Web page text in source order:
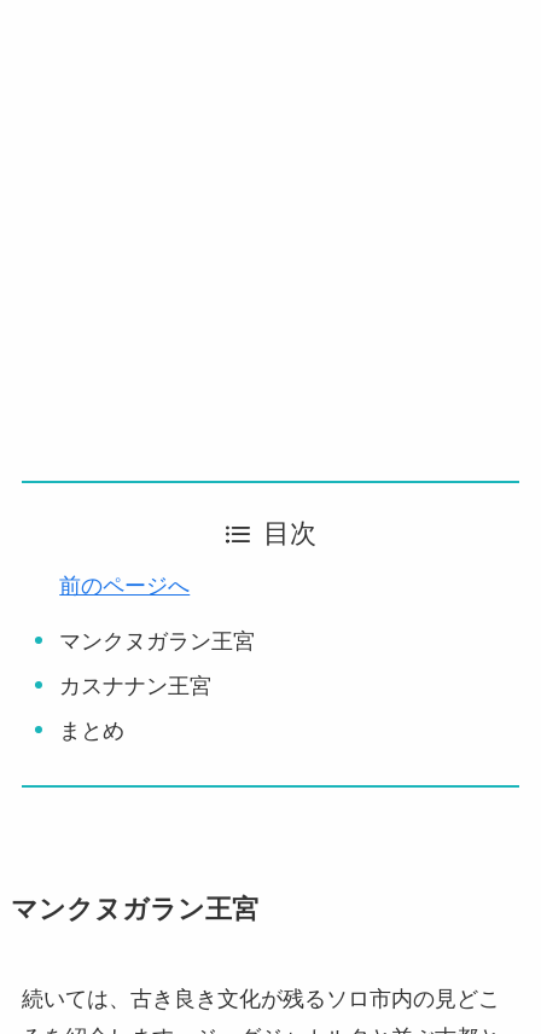
目次
前のページへ
マンクヌガラン王宮
カスナナン王宮
まとめ
マンクヌガラン王宮
続いては、古き良き文化が残るソロ市内の見どこ